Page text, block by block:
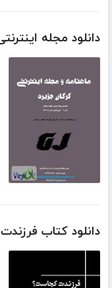
دانلود مجله
دانلود کتاب